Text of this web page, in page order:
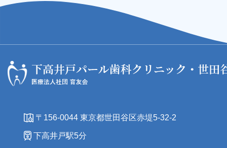
〒156-0044 東京都世田谷区赤堤5-32-2
下高井戸駅5分